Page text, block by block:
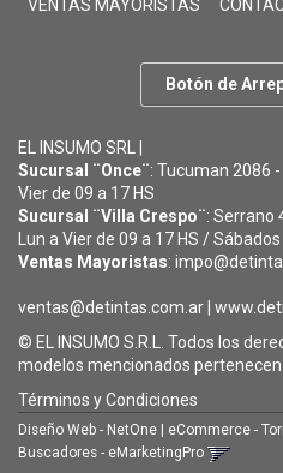
VENTAS MAYORISTAS
Botón de
EL INSUMO SRL |
Sucursal ¨Once¨: Tucuman 2086
Vier de 09 a 17 HS
Sucursal ¨Villa Crespo¨: Serrano
Lun a Vier de 09 a 17 HS /
Ventas Mayoristas:
ventas@detintas.com.ar
© EL INSUMO S.R.L. Todos los
modelos mencionados
Términos y Condiciones
Diseño Web - NetOne eCommerce -
Buscadores - eMarketingPro